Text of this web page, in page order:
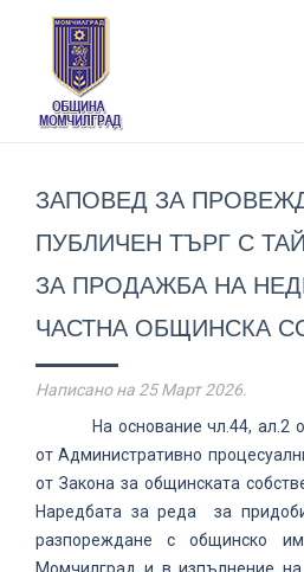
ЗАПОВЕД ЗА
ПУБЛИЧЕН ТЪРГ С
ЗА ПРОДАЖБА НА
ЧАСТНА ОБЩИНСКА
Написано на 25 Март 2026
На основание чл.44, ал.2
от Административно
от Закона за общинската
Наредбата за реда за
разпореждане с общинско